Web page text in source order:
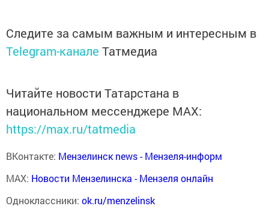
Следите за самым важным и интересным в
Telegram-канале Татмедиа
Читайте новости Татарстана в
национальном мессенджере MАХ:
https://max.ru/tatmedia
ВКонтакте: Мензелинск news - Мензеля-информ
MAX: Новости Мензелинска - Мензеля онлайн
Одноклассники: ok.ru/menzelinsk